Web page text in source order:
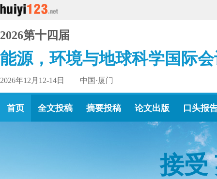
2026第十四届
能源，环境与地球科学国际
2026年12月12-14日 中国·厦门
首页 全文投稿 摘要投稿 论文出版 口头报
接受